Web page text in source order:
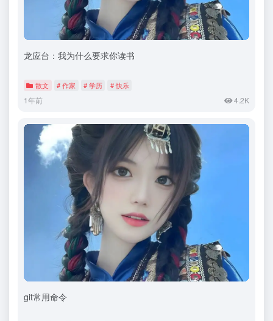
龙应台：我为什么要求你读书
散文 # 作家 # 学历 # 快乐
1年前 4.2K
git常用命令